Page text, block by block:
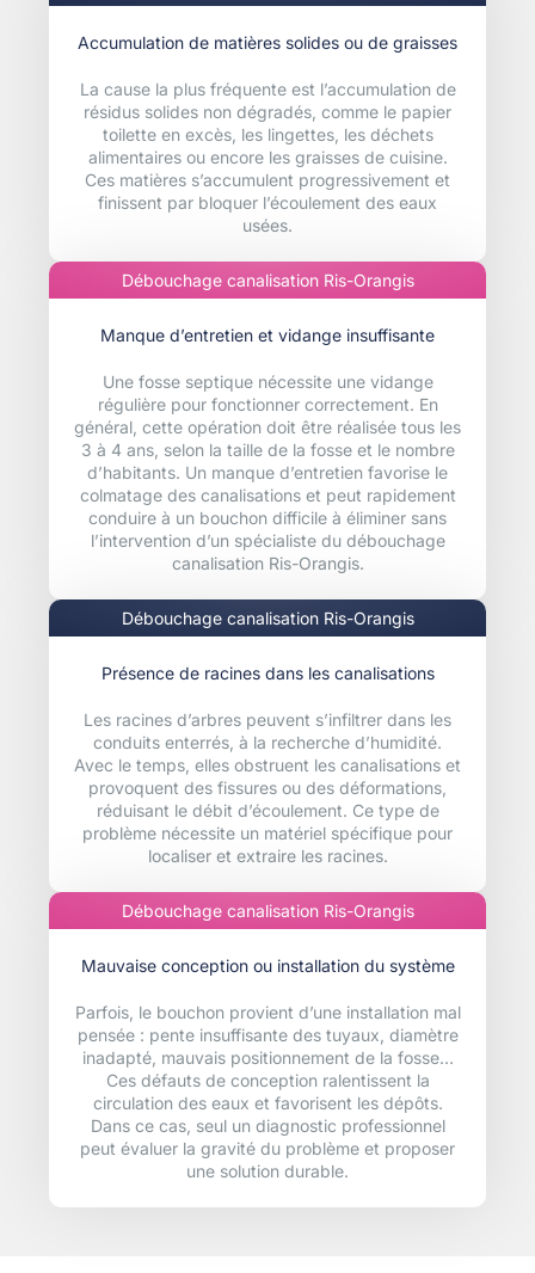
Accumulation de matières solides ou de graisses
La cause la plus fréquente est l’accumulation de
résidus solides non dégradés, comme le papier
toilette en excès, les lingettes, les déchets
alimentaires ou encore les graisses de cuisine.
Ces matières s’accumulent progressivement et
finissent par bloquer l’écoulement des eaux
usées.
Débouchage canalisation Ris-Orangis
Manque d’entretien et vidange insuffisante
Une fosse septique nécessite une vidange
régulière pour fonctionner correctement. En
général, cette opération doit être réalisée tous les
3 à 4 ans, selon la taille de la fosse et le nombre
d’habitants. Un manque d’entretien favorise le
colmatage des canalisations et peut rapidement
conduire à un bouchon difficile à éliminer sans
l’intervention d’un spécialiste du débouchage
canalisation Ris-Orangis.
Débouchage canalisation Ris-Orangis
Présence de racines dans les canalisations
Les racines d’arbres peuvent s’infiltrer dans les
conduits enterrés, à la recherche d’humidité.
Avec le temps, elles obstruent les canalisations et
provoquent des fissures ou des déformations,
réduisant le débit d’écoulement. Ce type de
problème nécessite un matériel spécifique pour
localiser et extraire les racines.
Débouchage canalisation Ris-Orangis
Mauvaise conception ou installation du système
Parfois, le bouchon provient d’une installation mal
pensée : pente insuffisante des tuyaux, diamètre
inadapté, mauvais positionnement de la fosse…
Ces défauts de conception ralentissent la
circulation des eaux et favorisent les dépôts.
Dans ce cas, seul un diagnostic professionnel
peut évaluer la gravité du problème et proposer
une solution durable.